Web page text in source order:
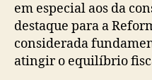
em especial aos da
destaque para a
considerada
atingir o equilíbrio